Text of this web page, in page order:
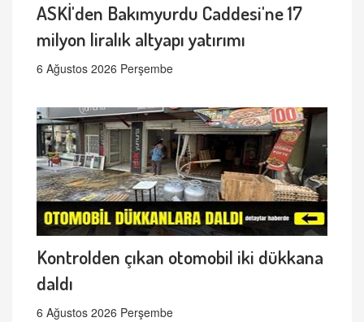
ASKİ'den Bakımyurdu Caddesi'ne 17
milyon liralık altyapı yatırımı
6 Ağustos 2026 Perşembe
Kontrolden çıkan otomobil iki dükkana
daldı
6 Ağustos 2026 Perşembe